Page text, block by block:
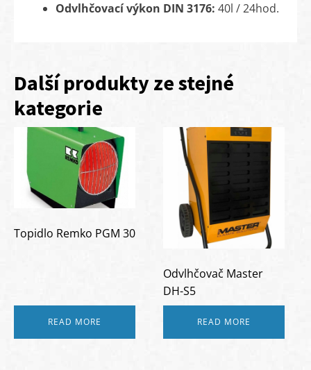
Odvlhčovací výkon DIN 3176: 40l / 24hod.
Další produkty ze stejné
kategorie
Topidlo Remko PGM 30
READ MORE
Odvlhčovač Master
DH-S5
READ MORE